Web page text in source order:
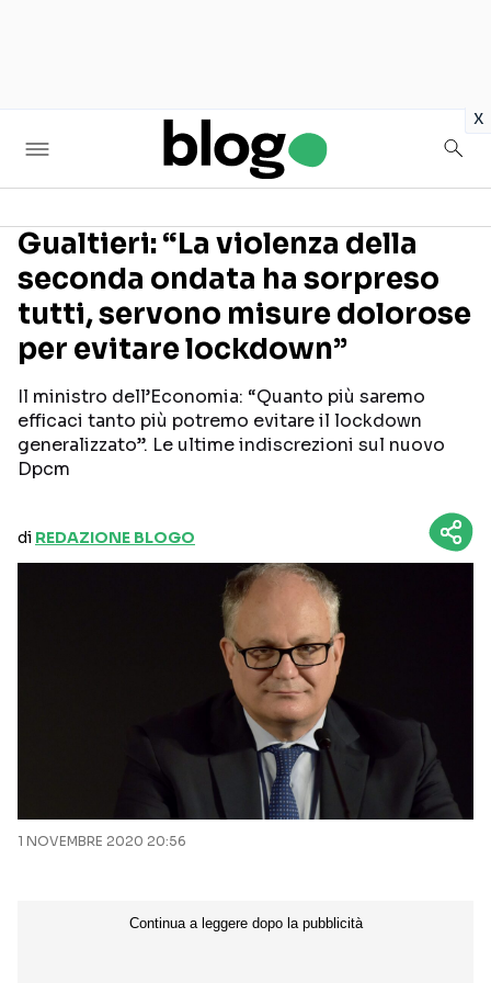
x
Seguici sui social
Gualtieri: “La violenza della
seconda ondata ha sorpreso
tutti, servono misure dolorose
per evitare lockdown”
Il ministro dell’Economia: “Quanto più saremo
efficaci tanto più potremo evitare il lockdown
generalizzato”. Le ultime indiscrezioni sul nuovo
Dpcm
di REDAZIONE BLOGO
1 NOVEMBRE 2020 20:56